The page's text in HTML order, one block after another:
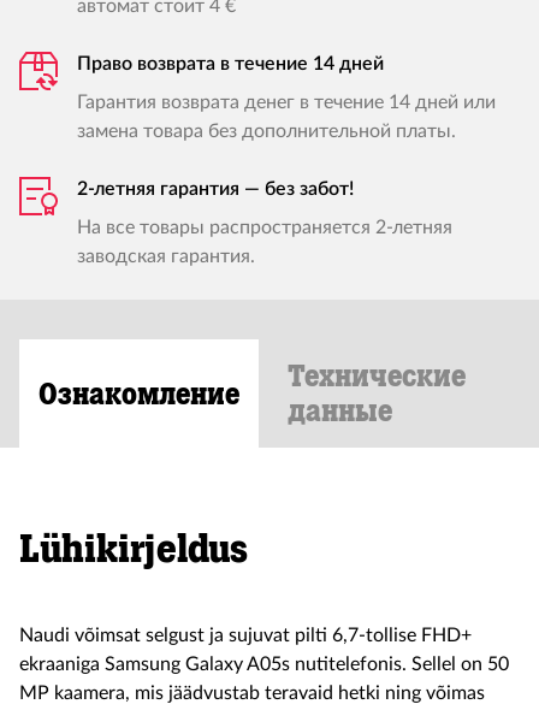
автомат стоит 4 €
Право возврата в течение 14 дней
Гарантия возврата денег в течение 14 дней или
замена товара без дополнительной платы.
2-летняя гарантия — без забот!
На все товары распространяется 2-летняя
заводская гарантия.
Ознакомление
Технические
данные
Lühikirjeldus
Naudi võimsat selgust ja sujuvat pilti 6,7-tollise FHD+
ekraaniga Samsung Galaxy A05s nutitelefonis. Sellel on 50
MP kaamera, mis jäädvustab teravaid hetki ning võimas